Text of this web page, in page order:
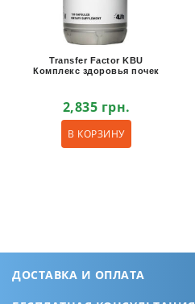
Transfer Factor KBU
Комплекс здоровья почек
2,835 грн.
В КОРЗИНУ
ДОСТАВКА И ОПЛАТА